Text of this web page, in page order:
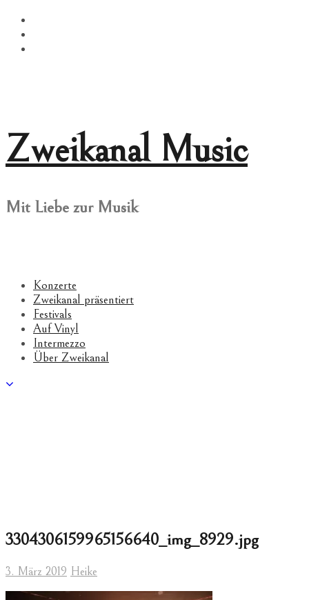
Springe
zum
Inhalt
Zweikanal Music
Mit Liebe zur Musik
Konzerte
Zweikanal präsentiert
Festivals
Auf Vinyl
Intermezzo
Über Zweikanal
3304306159965156640_img_8929.jpg
3. März 2019 Heike